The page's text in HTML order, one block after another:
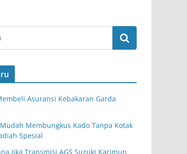
Asuransi Kebakaran Garda
Membungkus Kado Tanpa Kotak
Spesial
Jika Transmisi AGS Suzuki Karimun